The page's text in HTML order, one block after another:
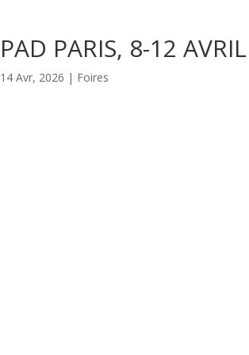
PAD PARIS, 8-12
14 Avr, 2026 | Foires